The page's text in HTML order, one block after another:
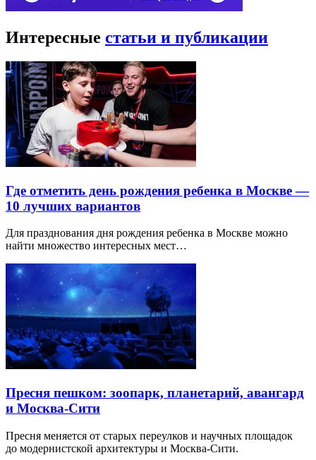
Интересные статьи и публикации
Где отметить день рождения ребенка в Москве —
10 лучших вариантов
Для празднования дня рождения ребенка в Москве можно
найти множество интересных мест…
Пресня пешком: зоопарк, планетарий, авангард
и Москва-Сити
Пресня меняется от старых переулков и научных площадок
до модернистской архитектуры и Москва-Сити.